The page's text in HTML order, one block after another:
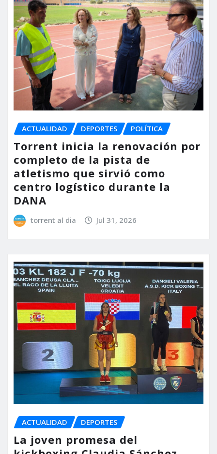
ACTUALIDAD DEPORTES POLÍTICA
Torrent inicia la renovación por
completo de la pista de
atletismo que sirvió como
centro logístico durante la
DANA
torrent al dia Jul 31, 2026
ACTUALIDAD DEPORTES
La joven promesa del